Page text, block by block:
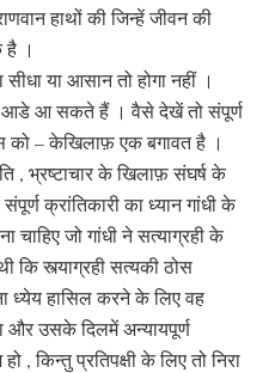
हाथों की जिन्हें जीवन की
है ।
सीधा या आसान तो होगा नहीं ।
आडे आ सकते हैं । वैसे देखें तो संपूर्ण
को – केखिलाफ़ एक बगावत है ।
, भ्रष्टाचार के खिलाफ़ संघर्ष के
क्रांतिकारी का ध्यान गांधी के
चाहिए जो गांधी ने सत्याग्रही के
कि स्त्याग्रही सत्यकी ठोस
ध्येय हासिल करने के लिए वह
और उसके दिलमें अन्यायपूर्ण
, किन्तु प्रतिपक्षी के लिए तो निरा